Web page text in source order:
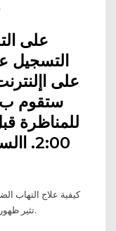
على
التسجيل
ستقوم ب.
للمناظرة
كيفية علاج التهاب
تثير ظهور التهاب الضرع ، والعلاج الفعال بالأدوية والمراهم.